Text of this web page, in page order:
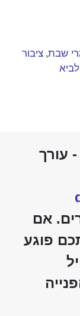
שבת, ציבור
לביא
עורך
אם
פוגע